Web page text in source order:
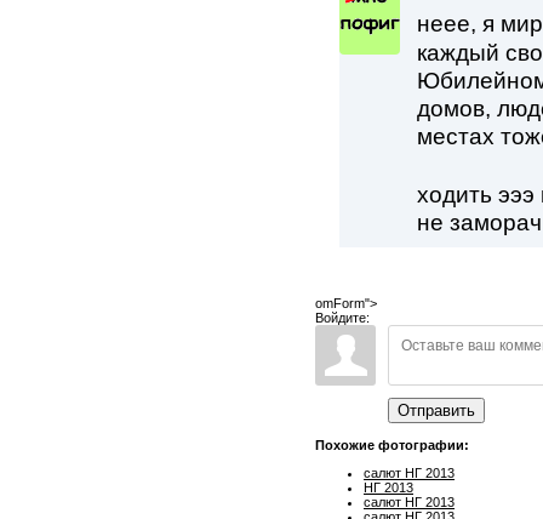
неее, я
каждый
домов,
местах
ходить
не
omForm">
Войдите:
Отправить
Похожие фотографии:
салют НГ 2013
НГ 2013
салют НГ 2013